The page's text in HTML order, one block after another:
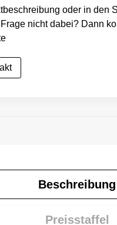
oder in den
Frage nicht dabei? Dann
Beschreibung
Preisstaffel